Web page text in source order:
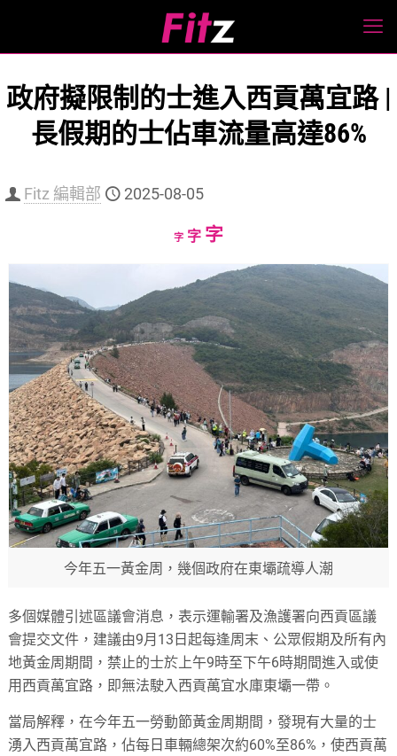
政府擬限制的士進入西貢萬宜路 |
長假期的士佔車流量高達86%
Fitz 編輯部 2025-08-05
字Decrease
size.
字Reset
size.
字Increase
size.
今年五一黃金周，幾個政府在東壩疏導人潮
多個媒體引述區議會消息，表示運輸署及漁護署向西貢區議
會提交文件，建議由9月13日起每逢周末、公眾假期及所有內
地黃金周期間，禁止的士於上午9時至下午6時期間進入或使
用西貢萬宜路，即無法駛入西貢萬宜水庫東壩一帶。
當局解釋，在今年五一勞動節黃金周期間，發現有大量的士
湧入西貢萬宜路，佔每日車輛總架次約60%至86%，使西貢萬